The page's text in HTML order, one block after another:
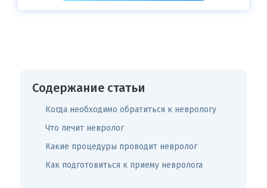
Содержание статьи
Когда необходимо обратиться к неврологу
Что лечит невролог
Какие процедуры проводит невролог
Как подготовиться к приему невролога